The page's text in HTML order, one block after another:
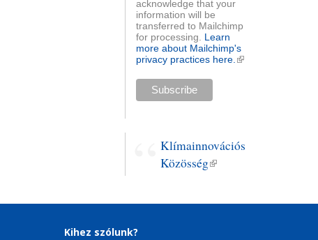
acknowledge that your
information will be
transferred to Mailchimp
for processing. Learn
more about Mailchimp's
privacy practices here. (külső
Klímainnovációs
Közösség(külső
Kihez szólunk?